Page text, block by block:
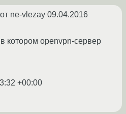
от ne-vlezay 09.04.2016
котором openvpn-сервер
+00:00